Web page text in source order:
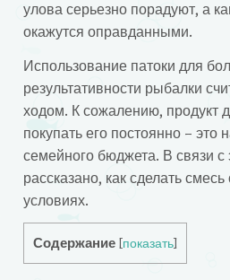
улова серьезно порадуют, а
окажутся оправданными.
Использование патоки для
результативности рыбалки
ходом. К сожалению, продукт
покупать его постоянно – это
семейного бюджета. В связи с
рассказано, как сделать
условиях.
Содержание показать]